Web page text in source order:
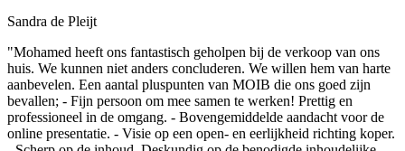
Sandra de Pleijt
"Mohamed heeft ons fantastisch geholpen bij de verkoop van ons
huis. We kunnen niet anders concluderen. We willen hem van harte
aanbevelen. Een aantal pluspunten van MOIB die ons goed zijn
bevallen; - Fijn persoon om mee samen te werken! Prettig en
professioneel in de omgang. - ⁠Bovengemiddelde aandacht voor de
online presentatie. - Visie op een open- en eerlijkheid richting koper.